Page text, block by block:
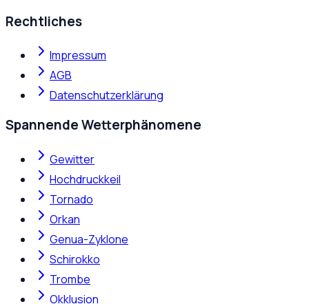
Rechtliches
Impressum
AGB
Datenschutzerklärung
Spannende Wetterphänomene
Gewitter
Hochdruckkeil
Tornado
Orkan
Genua-Zyklone
Schirokko
Trombe
Okklusion